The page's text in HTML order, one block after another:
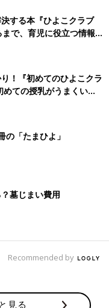
する本『ひよこクラブ
で、育児に役立つ情報が
！『初めてのひよこクラ
めての授乳がうまくい
と夏のトラブル 解決テ
の「たまひよ」
墓じまい費用
Recommended by
見る